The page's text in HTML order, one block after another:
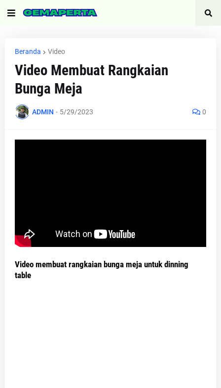
Beranda Video
Video Membuat Rangkaian
Bunga Meja
ADMIN - 5/29/2023 0
Video membuat rangkaian bunga meja untuk dinning
table